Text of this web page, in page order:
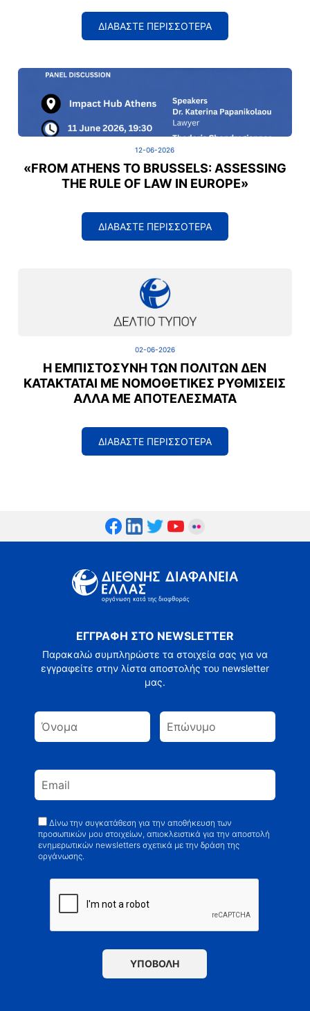
ΔΙΑΒΑΣΤΕ ΠΕΡΙΣΣΟΤΕΡΑ
12-06-2026
«FROM ATHENS TO BRUSSELS: ASSESSING
THE RULE OF LAW IN EUROPE»
ΔΙΑΒΑΣΤΕ ΠΕΡΙΣΣΟΤΕΡΑ
02-06-2026
Η ΕΜΠΙΣΤΟΣΎΝΗ ΤΩΝ ΠΟΛΙΤΏΝ ΔΕΝ
ΚΑΤΑΚΤΆΤΑΙ ΜΕ ΝΟΜΟΘΕΤΙΚΈΣ ΡΥΘΜΊΣΕΙΣ
ΑΛΛΆ ΜΕ ΑΠΟΤΕΛΈΣΜΑΤΑ
ΔΙΑΒΑΣΤΕ ΠΕΡΙΣΣΟΤΕΡΑ
ΕΓΓΡΑΦΗ ΣΤΟ NEWSLETTER
Παρακαλώ συμπληρώστε τα στοιχεία σας για να
εγγραφείτε στην λίστα αποστολής του newsletter
μας.
Δίνω την συγκατάθεση για την αποθήκευση των
προσωπικών μου στοιχείων, απιοκλειστικά για την αποστολή
ενημερωτικών newsletters σχετικά με την δράση της
οργάνωσης.